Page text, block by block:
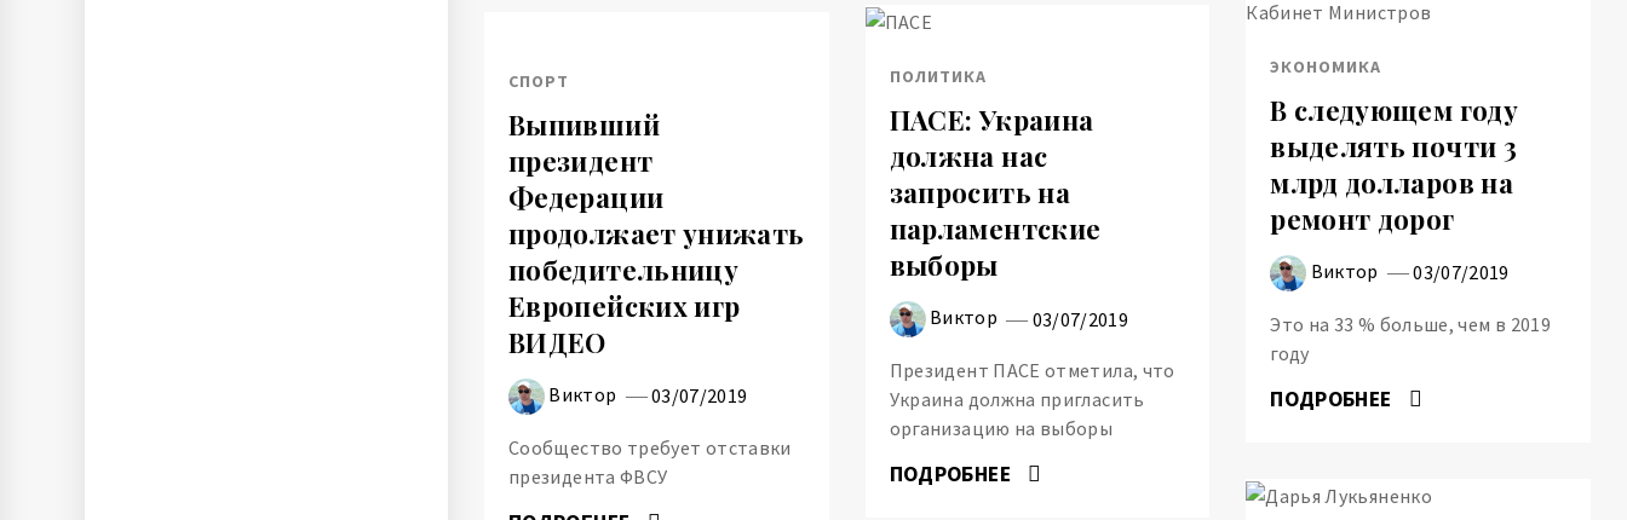
ЭКОНОМИКА
В следующем году
выделять почти 3
млрд долларов на
ремонт дорог
Виктор 03/07/2019
Это на 33 % больше, чем в 2019
году
ПОДРОБНЕЕ
ПОЛИТИКА
ПАСЕ: Украина
должна нас
запросить на
парламентские
выборы
Виктор 03/07/2019
Президент ПАСЕ отметила, что
Украина должна пригласить
организацию на выборы
ПОДРОБНЕЕ
СПОРТ
Выпивший
президент
Федерации
продолжает унижать
победительницу
Европейских игр
ВИДЕО
Виктор 03/07/2019
Сообщество требует отставки
президента ФВСУ